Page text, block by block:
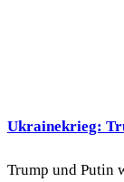
Ukrainekrieg:
Trump und Putin